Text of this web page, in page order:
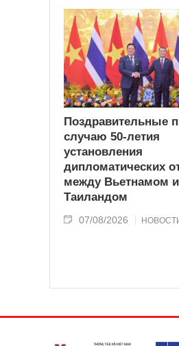
Поздравительные
случаю 50-летия
установления
дипломатических
между Вьетнамом и
Таиландом
07/08/2026